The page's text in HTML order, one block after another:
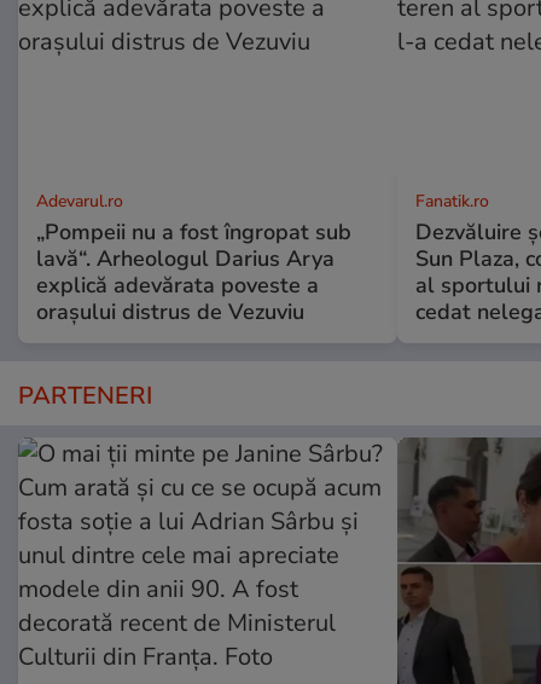
Adevarul.ro
„Pompeii nu a fost îngropat sub
lavă“. Arheologul Darius Arya
explică adevărata poveste a
orașului distrus de Vezuviu
Fanatik.ro
Dezvăluire
Sun Plaza,
al sportului
cedat
PARTENERI